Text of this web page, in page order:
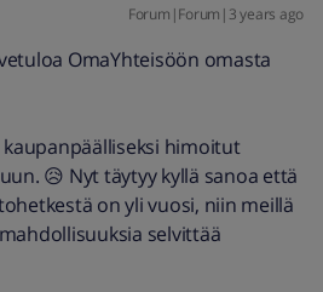
Forum|Forum|3 years ago
OmaYhteisöön omasta
himoitut
😥 Nyt täytyy kyllä sanoa että
on yli vuosi, niin meillä
selvittää